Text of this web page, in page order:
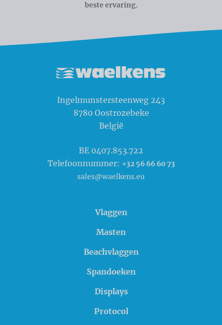
beste ervaring.
Ingelmunstersteenweg 243
8780 Oostrozebeke
België
BE 0407.853.722
Telefoonnummer: +32 56 66 60 73
sales@waelkens.eu
Vlaggen
Masten
Beachvlaggen
Spandoeken
Displays
Protocol